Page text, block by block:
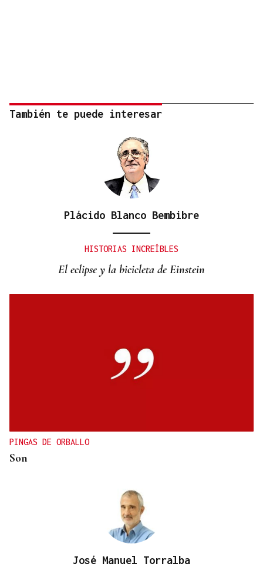
También te puede interesar
Plácido Blanco Bembibre
HISTORIAS INCREÍBLES
El eclipse y la bicicleta de Einstein
PINGAS DE ORBALLO
Son
José Manuel Torralba